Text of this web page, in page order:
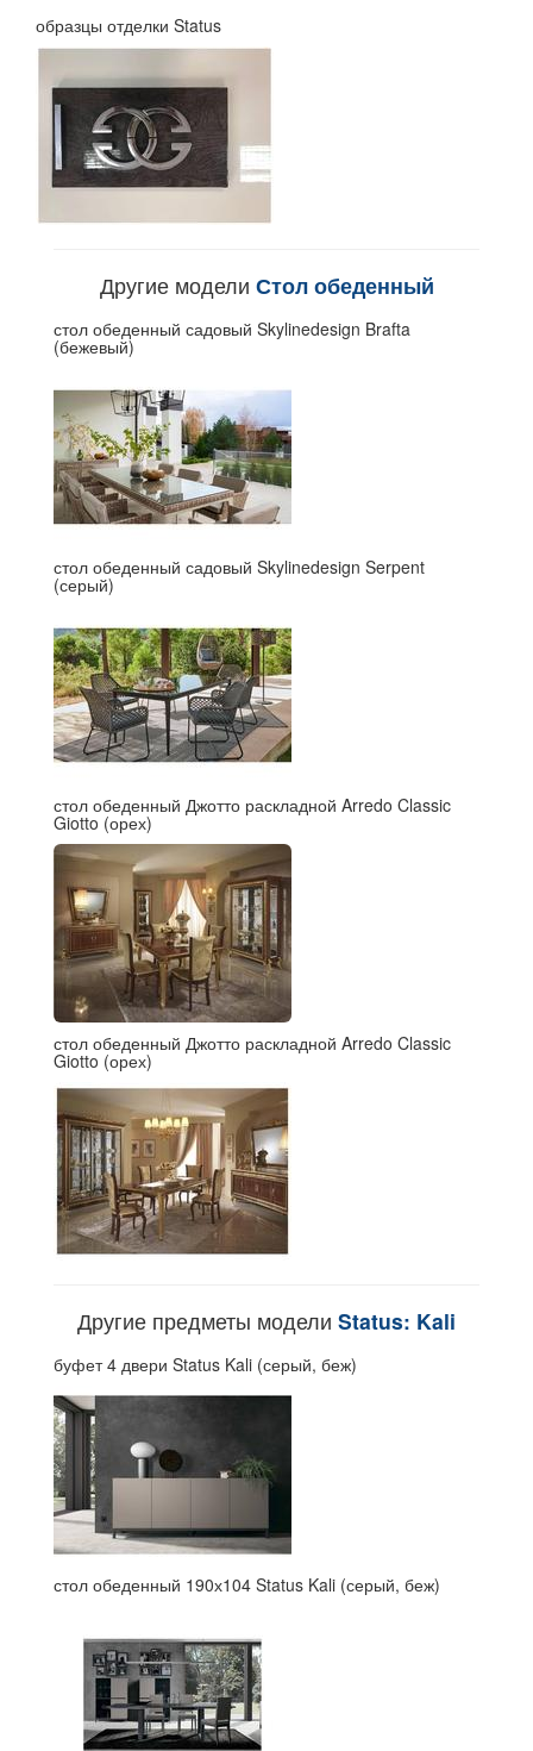
образцы отделки Status
Другие модели Стол обеденный
стол обеденный садовый Skylinedesign Brafta
(бежевый)
стол обеденный садовый Skylinedesign Serpent
(серый)
стол обеденный Джотто раскладной Arredo Classic
Giotto (орех)
стол обеденный Джотто раскладной Arredo Classic
Giotto (орех)
Другие предметы модели Status: Kali
буфет 4 двери Status Kali (серый, беж)
стол обеденный 190х104 Status Kali (серый, беж)